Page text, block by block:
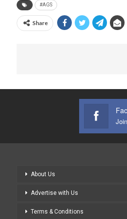
#AGS
Share
About Us
Advertise with Us
Terms & Conditions